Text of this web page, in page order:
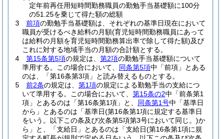
定年前再任用短時間勤務職員の勤勉手当基礎額に100分
の51.25を乗じて得た額の総額
3
前項の勤勉手当基礎額は、それぞれの基準日現在において
職員が受けるべき給料の月額(育児短時間勤務職員にあって
は給料の月額を育児短時間勤務算出率で除して得た額)及び
これに対する地域手当の月額の合計額とする。
4
第15条第5項の規定は、 第2項の勤勉手当基礎額について
準用する。
この場合において、 同条第5項中「前項」とある
のは、「第16条第3項」と読み替えるものとする。
5
前2条の規定は、 第1項の規定による勤勉手当の支給につ
いて準用する。
この場合において、 第15条の2中「前条第1
項」とあるのは「第16条第1項」と、 同条第1号中「基準日
から」とあるのは「基準日(第16条第1項に規定する基準日
をいう。以下この条及び次条第5項第3号において同じ。)か
ら」と、「支給日」とあるのは「支給日(第16条第1項に規